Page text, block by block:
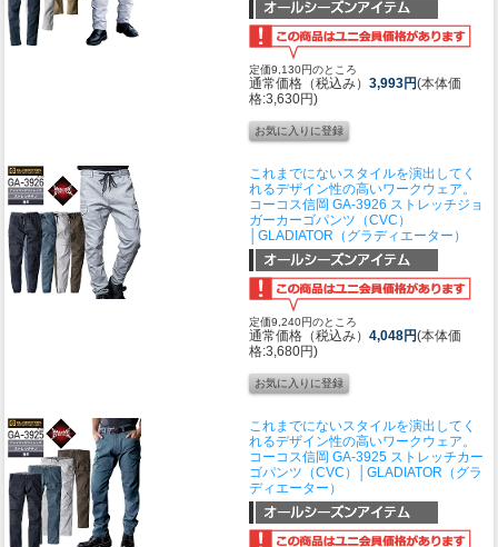
定価9,130円のところ
通常価格（税込み） 3,993円(本体価
格:3,630円)
これまでにないスタイルを演出してく
れるデザイン性の高いワークウェア。
コーコス信岡 GA-3926 ストレッチジョ
ガーカーゴパンツ（CVC）
│GLADIATOR（グラディエーター）
定価9,240円のところ
通常価格（税込み） 4,048円(本体価
格:3,680円)
これまでにないスタイルを演出してく
れるデザイン性の高いワークウェア。
コーコス信岡 GA-3925 ストレッチカー
ゴパンツ（CVC）│GLADIATOR（グラ
ディエーター）